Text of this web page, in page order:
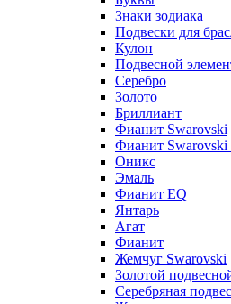
Знаки зодиака
Подвески для
Кулон
Подвесной
Серебро
Золото
Бриллиант
Фианит Swarovski
Фианит Swarovski
Оникс
Эмаль
Фианит EQ
Янтарь
Агат
Фианит
Жемчуг Swarovski
Золотой
Серебряная